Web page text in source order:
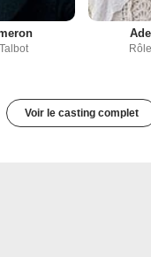
Voir le casting complet